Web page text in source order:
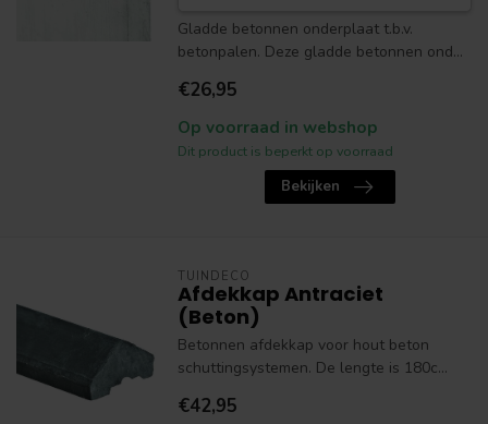
Gladde betonnen onderplaat t.b.v.
betonpalen. Deze gladde betonnen ond...
€26,95
Op voorraad in webshop
Dit product is beperkt op voorraad
Bekijken
TUINDECO
Afdekkap Antraciet
(Beton)
Betonnen afdekkap voor hout beton
schuttingsystemen. De lengte is 180c...
€42,95